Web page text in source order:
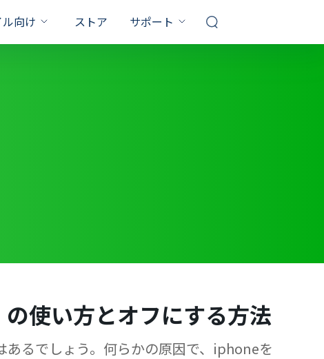
再 起動 終わら ない
てるのに
ク 解除 パスワー
向け
ルを解除
保証
トキーを取得
ストア サポート
使い方とオフにする方法
るでしょう。何らかの原因で、iphoneを